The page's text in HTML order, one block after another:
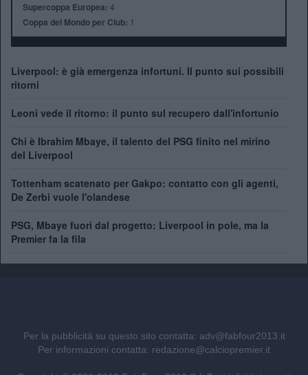
Supercoppa Europea: 4
Coppa del Mondo per Club: 1
Liverpool: è già emergenza infortuni. Il punto sui possibili
ritorni
Leoni vede il ritorno: il punto sul recupero dall'infortunio
Chi è Ibrahim Mbaye, il talento del PSG finito nel mirino
del Liverpool
Tottenham scatenato per Gakpo: contatto con gli agenti,
De Zerbi vuole l'olandese
PSG, Mbaye fuori dal progetto: Liverpool in pole, ma la
Premier fa la fila
Per la pubblicità su questo sito contatta: adv@fabfour2013.it
Per informazioni contatta: redazione@calciopremier.it